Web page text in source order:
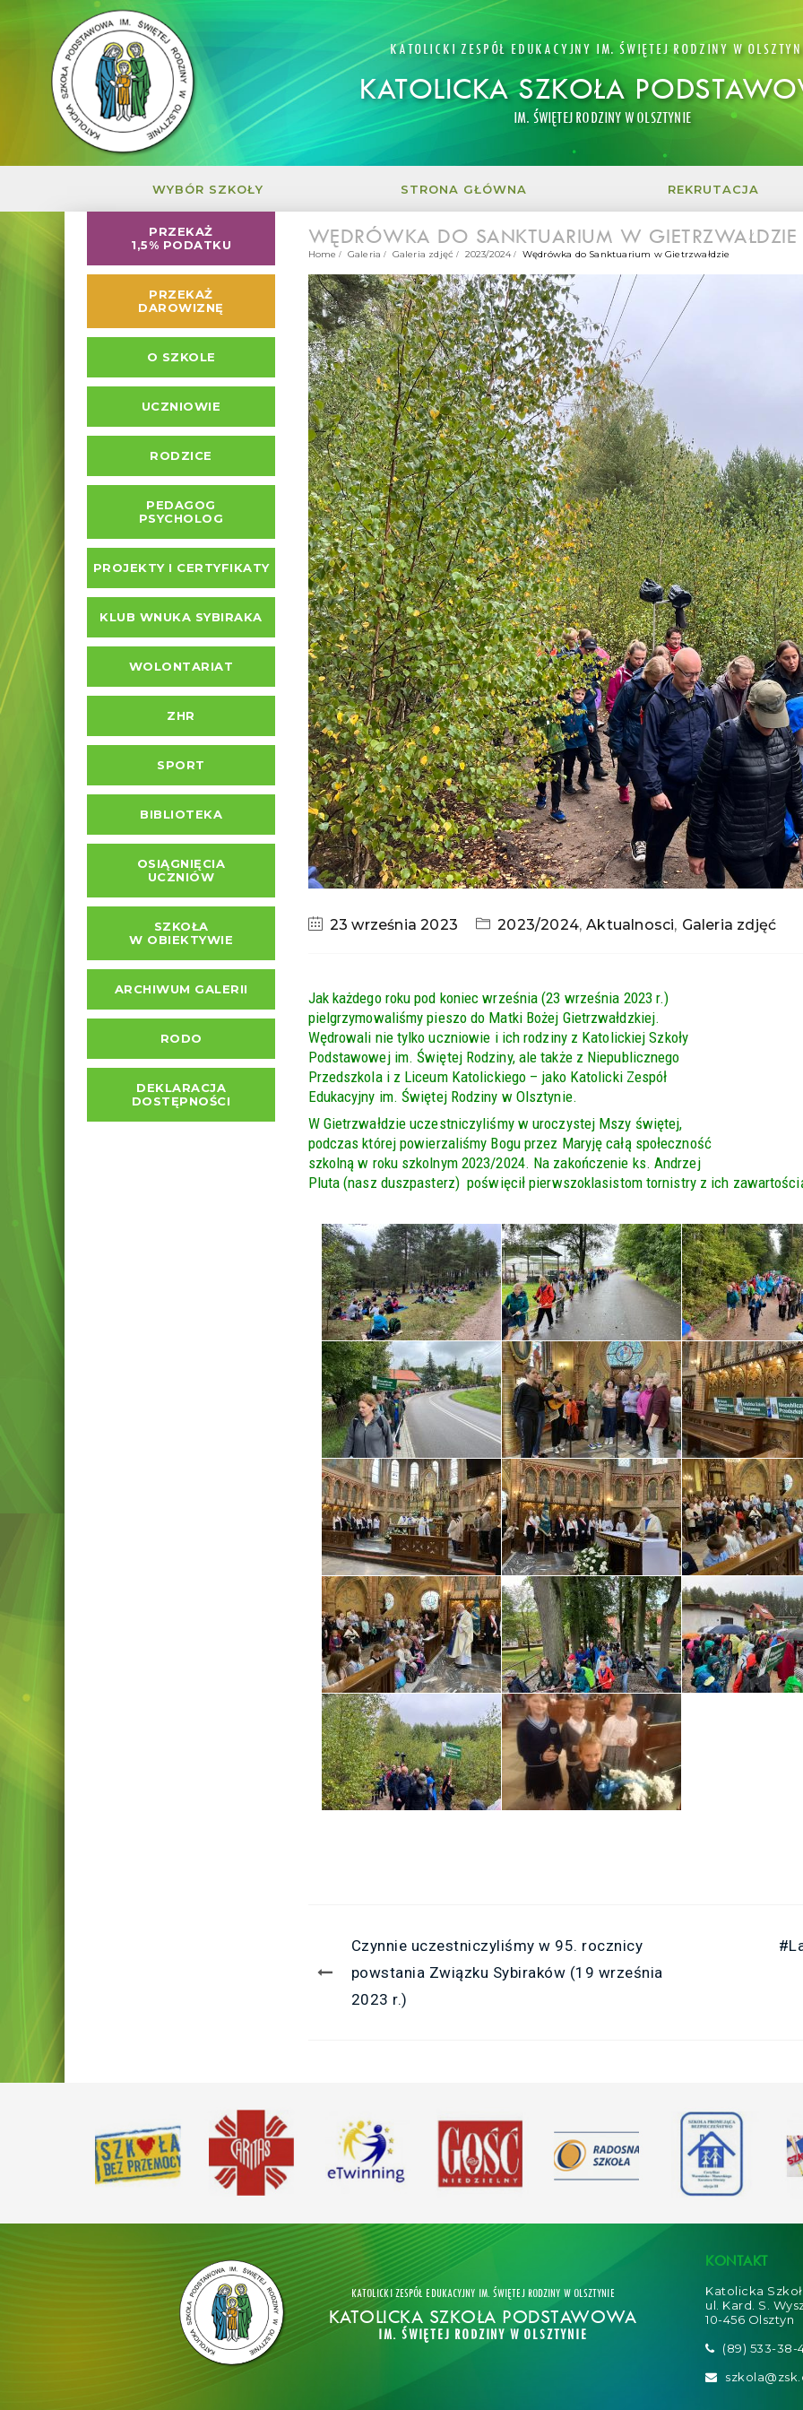
KATOLICKI ZESPÓŁ EDUKACYJNY IM. ŚWIĘTEJ RODZINY W
KATOLICKA SZKOŁA
IM. ŚWIĘTEJ RODZINY W OLSZTYNIE
WYBÓR SZKOŁY STRONA GŁÓWNA REKRUTACJA
WĘDRÓWKA DO SANKTUARIUM W GIETRZWAŁDZIE
Home Galeria Galeria zdjęć 2023/2024 Wędrówka do Sanktuarium w Gietrzwałdzie
23 września 2023 2023/2024, Aktualnosci, Galeria zdjęć
Jak każdego roku pod koniec września (23 września 2023 r.)
pielgrzymowaliśmy pieszo do Matki Bożej Gietrzwałdzkiej.
Wędrowali nie tylko uczniowie i ich rodziny z Katolickiej Szkoły
Podstawowej im. Świętej Rodziny, ale także z Niepublicznego
Przedszkola i z Liceum Katolickiego – jako Katolicki Zespół
Edukacyjny im. Świętej Rodziny w Olsztynie.
W Gietrzwałdzie uczestniczyliśmy w uroczystej Mszy świętej,
podczas której powierzaliśmy Bogu przez Maryję całą społeczność
szkolną w roku szkolnym 2023/2024. Na zakończenie ks. Andrzej
Pluta (nasz duszpasterz) poświęcił pierwszoklasistom tornistry z ich
Czynnie uczestniczyliśmy w 95. rocznicy
powstania Związku Sybiraków (19 września
2023 r.)
PRZEKAŻ
1,5% PODATKU
PRZEKAŻ
DAROWIZNĘ
O SZKOLE
UCZNIOWIE
RODZICE
PEDAGOG
PSYCHOLOG
PROJEKTY I CERTYFIKATY
KLUB WNUKA SYBIRAKA
WOLONTARIAT
ZHR
SPORT
BIBLIOTEKA
OSIĄGNIĘCIA
UCZNIÓW
SZKOŁA
W OBIEKTYWIE
ARCHIWUM GALERII
RODO
DEKLARACJA
DOSTĘPNOŚCI
KATOLICKI ZESPÓŁ EDUKACYJNY IM. ŚWIĘTEJ RODZINY W OLSZTYNIE
KATOLICKA SZKOŁA PODSTAWOWA
IM. ŚWIĘTEJ RODZINY W OLSZTYNIE
KONTAKT
Katolicka
ul. Kard. S.
10-456 Olsztyn
(89) 533-38-